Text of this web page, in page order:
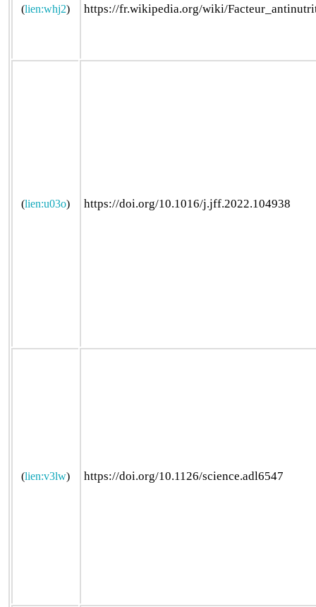
(lien:whj2) https://fr.wikipedia.org/wiki/
(lien:u03o) https://doi.org/10.1016/j.jff.2022.104938
(lien:v3lw) https://doi.org/10.1126/science.adl6547